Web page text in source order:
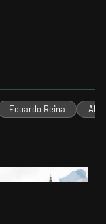
Eduardo Reina
frente al
de tendencia con el